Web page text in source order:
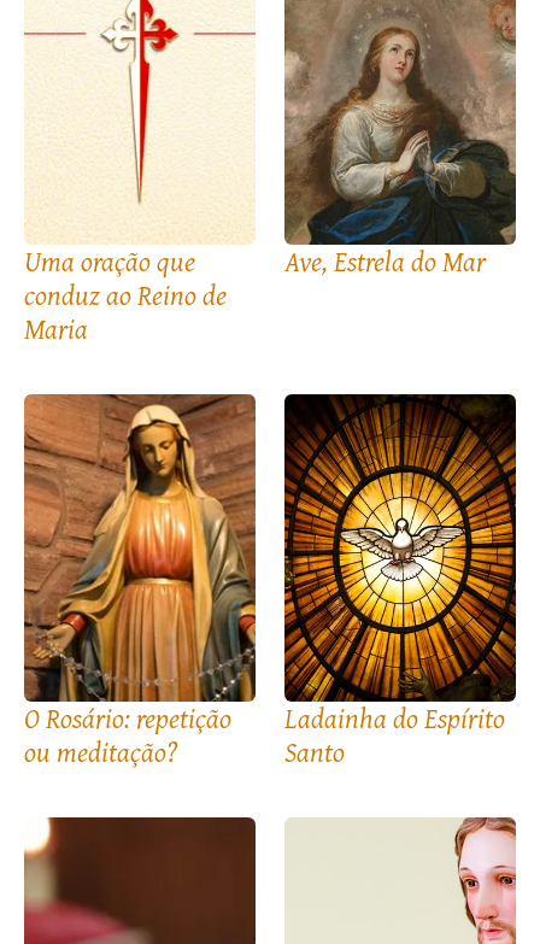
Uma oração que
conduz ao Reino de
Maria
Ave, Estrela do Mar
O Rosário: repetição
ou meditação?
Ladainha do Espírito
Santo